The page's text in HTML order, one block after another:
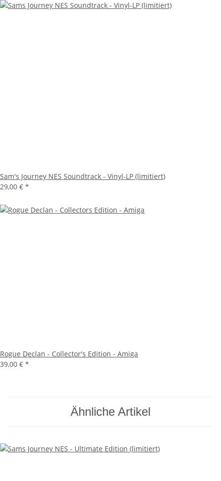
Sam's Journey NES Soundtrack - Vinyl-LP (limitiert)
29,00 € *
Rogue Declan - Collector's Edition - Amiga
39,00 € *
Ähnliche Artikel